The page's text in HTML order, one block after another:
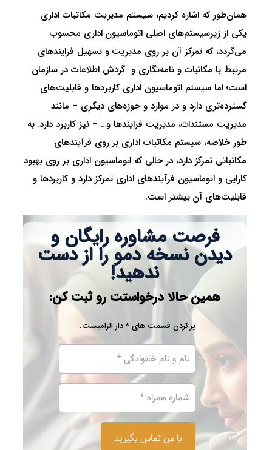
همان‌طور که اشاره کردیم، سیستم مدیریت مکاتبات اداری
یکی از زیرسیستم‌های اصلی اتوماسیون اداری محسوب
می‌گردد، که تمرکز آن بر روی مدیریت و تسهیل فرایندهای
مرتبط با مکاتبات و نامه‌نگاری و گردش اطلاعات در سازمان
است؛ اما سیستم اتوماسیون اداری کاربردها و قابلیت‌های
گسترده‌تری دارد و در موارد و حوزه‌های دیگری – مانند
مدیریت مستندات، مدیریت فرایندها و… – نیز کاربرد دارد. به
طور خلاصه، سیستم مکاتبات اداری بر روی فرآیندهای
مکاتباتی تمرکز دارد، در حالی که اتوماسیون اداری بر روی بهبود
کارایی و اتوماسیون فرآیندهای اداری تمرکز دارد و کاربردها و
قابلیت‌های آن بیشتر است.
فرصت مشاوره رایگان و
دیدن نسخه دمو را از دست
ندهید!
همین حالا درخواستت رو ثبت کن:
پر کردن قسمت های * دار الزامیست.
نام
و
نام
خانوادگی
*
شماره
موبایل